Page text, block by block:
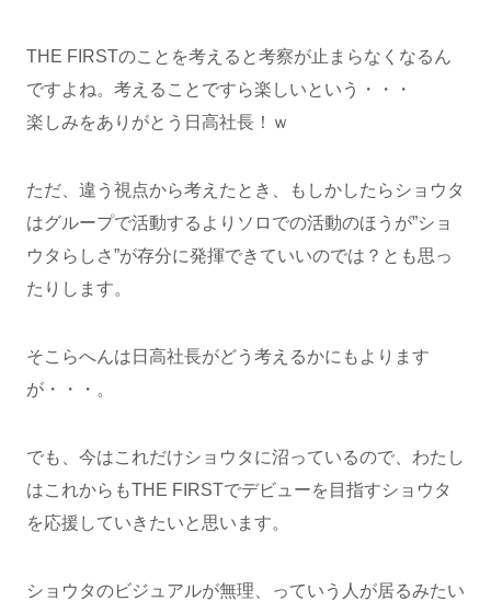
THE FIRSTのことを考えると考察が止まらなくなるん
ですよね。考えることですら楽しいという・・・
楽しみをありがとう日高社長！ｗ
ただ、違う視点から考えたとき、もしかしたらショウタ
はグループで活動するよりソロでの活動のほうが”ショ
ウタらしさ”が存分に発揮できていいのでは？とも思っ
たりします。
そこらへんは日高社長がどう考えるかにもよります
が・・・。
でも、今はこれだけショウタに沼っているので、わたし
はこれからもTHE FIRSTでデビューを目指すショウタ
を応援していきたいと思います。
ショウタのビジュアルが無理、っていう人が居るみたい